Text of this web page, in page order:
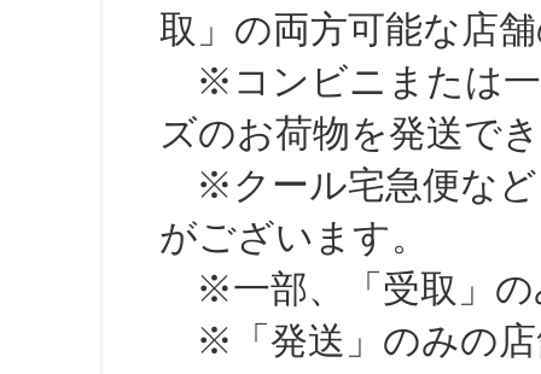
取」の両方可能な店
※コンビニまたは一
ズのお荷物を発送で
※クール宅急便など
がございます。
※一部、「受取」の
※「発送」のみの店